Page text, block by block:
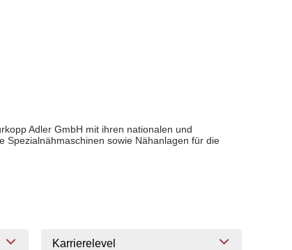
Adler GmbH mit ihren nationalen und
Spezialnähmaschinen sowie Nähanlagen für die
Karrierelevel